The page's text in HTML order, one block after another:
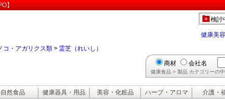
】
検討
健康美
コ・アガリクス類 > 霊芝（れいし）
商材 会社名
健康食品 > 製品 カテゴリーの
自然食品 健康器具・用品 美容・化粧品 ハーブ・アロマ 介護・